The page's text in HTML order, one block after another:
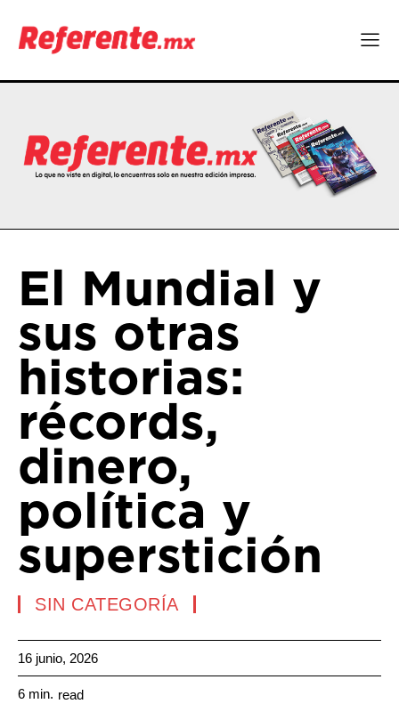
El Mundial y
sus otras
historias:
récords,
dinero,
política y
superstición
SIN CATEGORÍA
16 junio, 2026
6 min. read